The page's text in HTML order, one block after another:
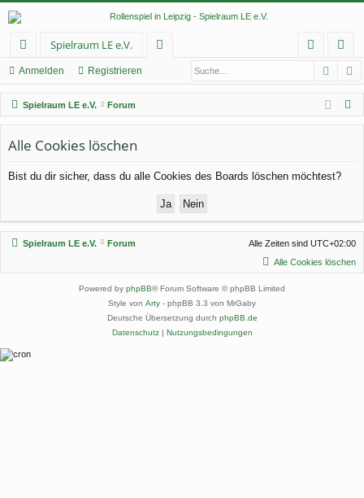
ch
ne
llz
ug
rif
Spielraum LE e.V.
en
m
el
n
ist
rie
n
Anmelden Registrieren
Spielraum LE e.V. Forum
Alle Cookies löschen
Bist du dir sicher, dass du alle Cookies des Boards löschen möchtest?
Spielraum LE e.V. Forum Alle Zeiten sind UTC+02:00
Alle Cookies löschen
Powered by phpBB® Forum Software © phpBB Limited
Style von Arty - phpBB 3.3 von MrGaby
Deutsche Übersetzung durch phpBB.de
Datenschutz| Nutzungsbedingungen